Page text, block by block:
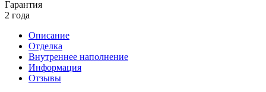
Гарантия
2 года
Описание
Отделка
Внутреннее наполнение
Информация
Отзывы